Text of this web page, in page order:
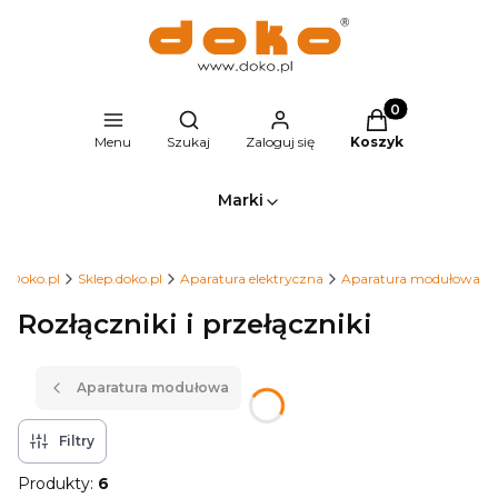
Menu
Otwórz wyszukiwarkę
Szukaj Zaloguj się
Produkty w
Koszyk
Marki
Doko.pl Sklep.doko.pl Aparatura elektryczna Aparatura modułowa
Rozłączniki i przełączniki
Aparatura modułowa
Filtry
Produkty: 6